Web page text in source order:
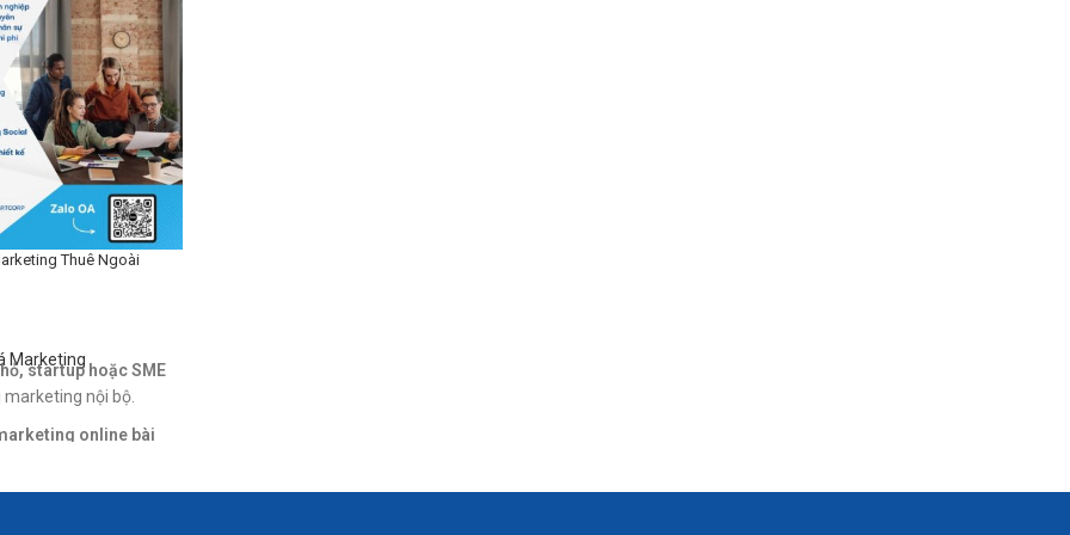
Gợi ý cải tiến trải nghiệm người dùng (UX – UI – landing page)
Thuê Ngoài
Marketing
startup hoặc SME
nội bộ.
online bài